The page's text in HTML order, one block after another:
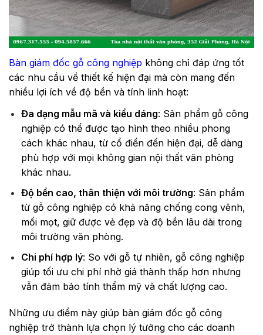
Bàn giám đốc gỗ công nghiệp không chỉ đáp ứng tốt
các nhu cầu về thiết kế hiện đại mà còn mang đến
nhiều lợi ích về độ bền và tính linh hoạt:
Đa dạng mẫu mã và kiểu dáng: Sản phẩm gỗ công
nghiệp có thể được tạo hình theo nhiều phong
cách khác nhau, từ cổ điển đến hiện đại, dễ dàng
phù hợp với mọi không gian nội thất văn phòng
khác nhau.
Độ bền cao, thân thiện với môi trường: Sản phẩm
từ gỗ công nghiệp có khả năng chống cong vênh,
mối mọt, giữ được vẻ đẹp và độ bền lâu dài trong
môi trường văn phòng.
Chi phí hợp lý: So với gỗ tự nhiên, gỗ công nghiệp
giúp tối ưu chi phí nhờ giá thành thấp hơn nhưng
vẫn đảm bảo tính thẩm mỹ và chất lượng cao.
Những ưu điểm này giúp bàn giám đốc gỗ công
nghiệp trở thành lựa chọn lý tưởng cho các doanh